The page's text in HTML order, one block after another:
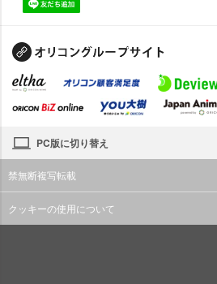
PC版に切り替え
禁無断複写転載
クッキーの使用について